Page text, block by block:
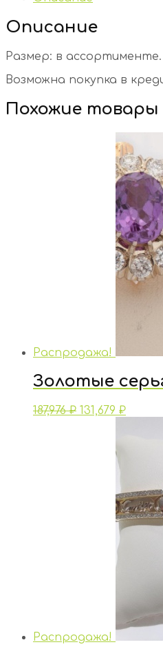
Описание
Размер: в
Возможна покупка в
Похожие товары
Распродажа!
Золотые
187,976₽ 131,679 ₽
Распродажа!